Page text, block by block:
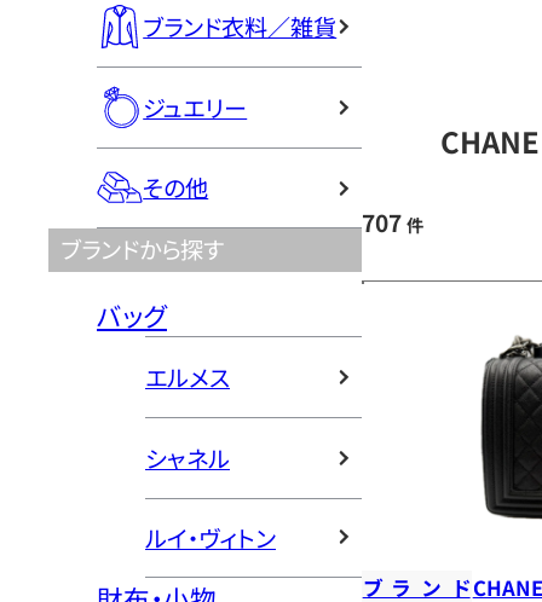
ブランド衣料／雑貨
ジュエリー
その他
ブランドから探す
バッグ
エルメス
シャネル
ルイ・ヴィトン
707 件
ブランド